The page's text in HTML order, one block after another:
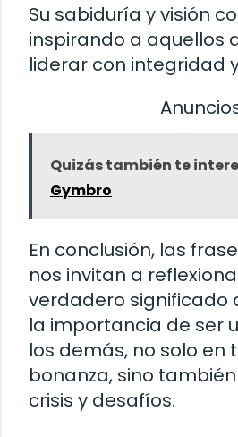
Su sabiduría y visión
inspirando a aquellos
liderar con integridad
Quizás también te
Gymbro
En conclusión, las
nos invitan a
verdadero significado
la importancia de ser
los demás, no solo en
bonanza, sino
crisis y desafíos.